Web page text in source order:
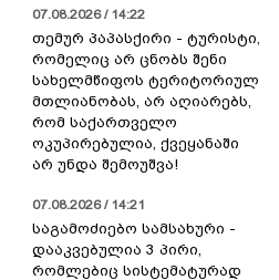
07.08.2026 / 14:22
თემურ პაპასქირი - ტურისტი,
რომელიც არ ცნობს შენი
სახელმწიფოს ტერიტორიულ
მთლიანობას, არ აღიარებს,
რომ საქართველო
ოკუპირებულია, ქვეყანაში
არ უნდა შემოუშვა!
07.08.2026 / 14:21
საგამოძიებო სამსახური -
დააკვებულია 3 პირი,
რომლებიც სისტემატურად